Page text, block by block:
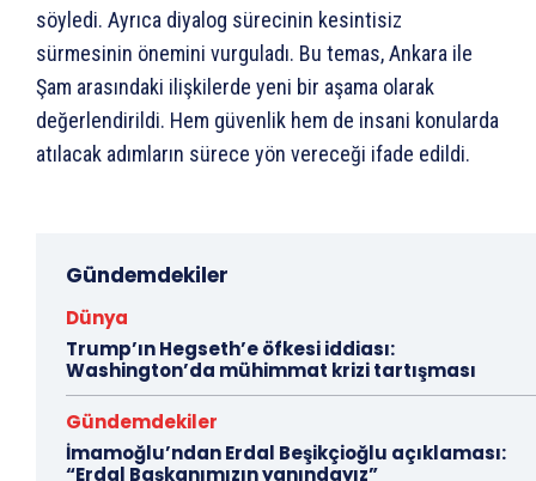
söyledi. Ayrıca diyalog sürecinin kesintisiz
sürmesinin önemini vurguladı. Bu temas, Ankara ile
Şam arasındaki ilişkilerde yeni bir aşama olarak
değerlendirildi. Hem güvenlik hem de insani konularda
atılacak adımların sürece yön vereceği ifade edildi.
Gündemdekiler
Dünya
Trump’ın Hegseth’e öfkesi iddiası:
Washington’da mühimmat krizi tartışması
Gündemdekiler
İmamoğlu’ndan Erdal Beşikçioğlu açıklaması:
“Erdal Başkanımızın yanındayız”